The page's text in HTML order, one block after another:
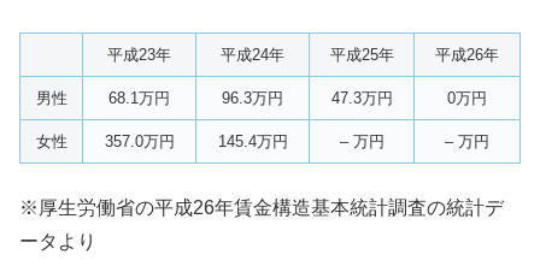
平成23年 平成24年 平成25年 平成26年
男性 68.1万円 96.3万円 47.3万円 0万円
女性 357.0万円 145.4万円 – 万円 – 万円
※厚生労働省の平成26年賃金構造基本統計調査の統計デ
ータより